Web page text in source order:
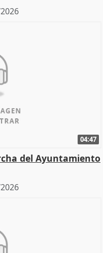
04:47
del Ayuntamiento